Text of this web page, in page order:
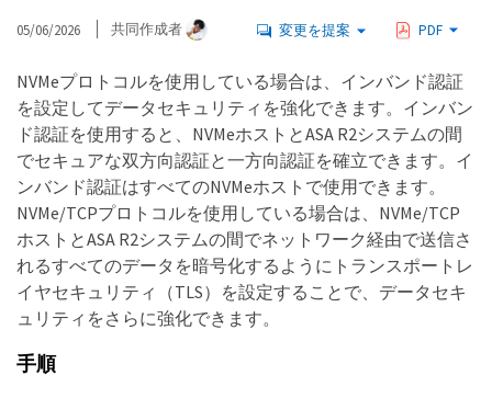
05/06/2026 共同作成者 変更を提案 PDF
NVMeプロトコルを使用している場合は、インバンド認証
を設定してデータセキュリティを強化できます。インバン
ド認証を使用すると、NVMeホストとASA R2システムの間
でセキュアな双方向認証と一方向認証を確立できます。イ
ンバンド認証はすべてのNVMeホストで使用できます。
NVMe/TCPプロトコルを使用している場合は、NVMe/TCP
ホストとASA R2システムの間でネットワーク経由で送信さ
れるすべてのデータを暗号化するようにトランスポートレ
イヤセキュリティ（TLS）を設定することで、データセキ
ュリティをさらに強化できます。
手順